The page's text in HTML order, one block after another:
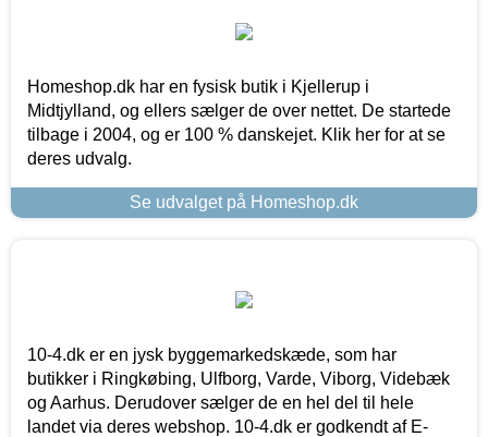
Homeshop.dk har en fysisk butik i Kjellerup i
Midtjylland, og ellers sælger de over nettet. De startede
tilbage i 2004, og er 100 % danskejet. Klik her for at se
deres udvalg.
Se udvalget på Homeshop.dk
10-4.dk er en jysk byggemarkedskæde, som har
butikker i Ringkøbing, Ulfborg, Varde, Viborg, Videbæk
og Aarhus. Derudover sælger de en hel del til hele
landet via deres webshop. 10-4.dk er godkendt af E-